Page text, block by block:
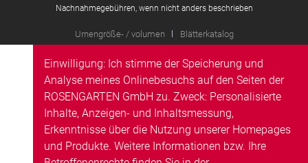
Nachnahmegebühren, wenn nicht anders beschrieben
Urnengröße- / volumen Blätterkatalog
Einwilligung: Ich stimme der Speicherung und
Analyse meines Onlinebesuchs auf den Seiten der
ROSENGARTEN GmbH zu. Zweck: Personalisierte
Inhalte, Anzeigen- und Inhaltsmessung,
Erkenntnisse über die Nutzung unserer Homepages
und Produkte. Weitere Informationen bzw. Ihre